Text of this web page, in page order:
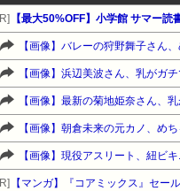
【最大50%OFF】小学館 サマー
【画像】バレーの狩野舞子さん
【画像】浜辺美波さん、乳がガ
【画像】最新の菊地姫奈さん、
【画像】朝倉未来の元カノ、め
【画像】現役アスリート、紐ビ
【マンガ】『コアミックス』セー